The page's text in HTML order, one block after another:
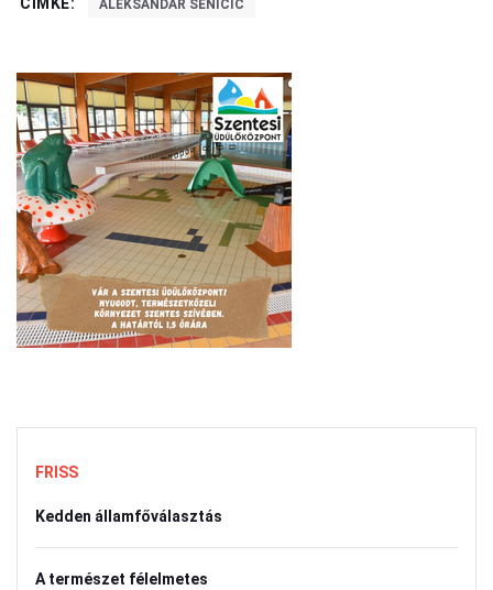
ALEKSANDAR SENIČIĆ
FRISS
Kedden államfőválasztás
A természet félelmetes